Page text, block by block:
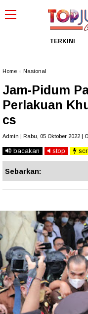
TERKINI
Home Nasional
Jam-Pidum
Perlakuan
cs
Admin | Rabu, 05 Oktober 2022 |
bacakan stop
Sebarkan: